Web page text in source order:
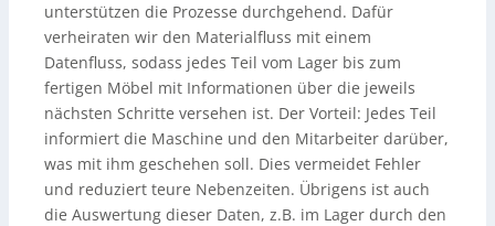
unterstützen die Prozesse durchgehend. Dafür
verheiraten wir den Materialfluss mit einem
Datenfluss, sodass jedes Teil vom Lager bis zum
fertigen Möbel mit Informationen über die jeweils
nächsten Schritte versehen ist. Der Vorteil: Jedes Teil
informiert die Maschine und den Mitarbeiter darüber,
was mit ihm geschehen soll. Dies vermeidet Fehler
und reduziert teure Nebenzeiten. Übrigens ist auch
die Auswertung dieser Daten, z.B. im Lager durch den